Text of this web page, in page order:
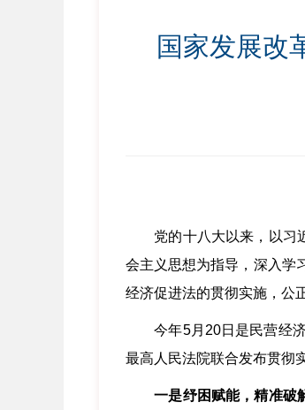
国家发展改
党的十八大以来，以习
会主义思想为指导，深入学
经济促进法的贯彻实施，公
今年5月20日是民营经济
最高人民法院联合发布贯彻
一是纾困赋能，精准破